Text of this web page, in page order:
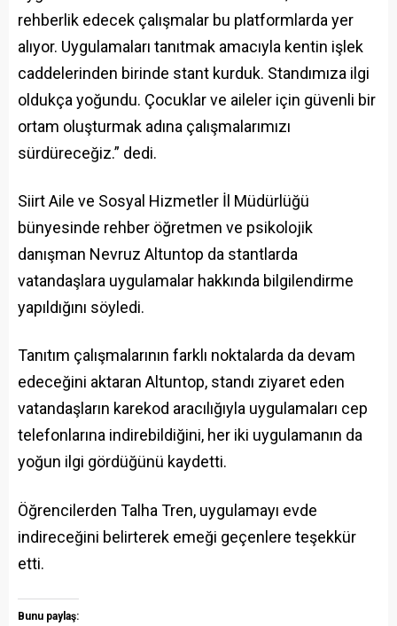
rehberlik edecek çalışmalar bu platformlarda yer
alıyor. Uygulamaları tanıtmak amacıyla kentin işlek
caddelerinden birinde stant kurduk. Standımıza ilgi
oldukça yoğundu. Çocuklar ve aileler için güvenli bir
ortam oluşturmak adına çalışmalarımızı
sürdüreceğiz.” dedi.
Siirt Aile ve Sosyal Hizmetler İl Müdürlüğü
bünyesinde rehber öğretmen ve psikolojik
danışman Nevruz Altuntop da stantlarda
vatandaşlara uygulamalar hakkında bilgilendirme
yapıldığını söyledi.
Tanıtım çalışmalarının farklı noktalarda da devam
edeceğini aktaran Altuntop, standı ziyaret eden
vatandaşların karekod aracılığıyla uygulamaları cep
telefonlarına indirebildiğini, her iki uygulamanın da
yoğun ilgi gördüğünü kaydetti.
Öğrencilerden Talha Tren, uygulamayı evde
indireceğini belirterek emeği geçenlere teşekkür
etti.
Bunu paylaş: